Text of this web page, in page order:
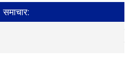
समाचार:
र वडा सङ्ख्या तथा सिमाना हेरफेर र